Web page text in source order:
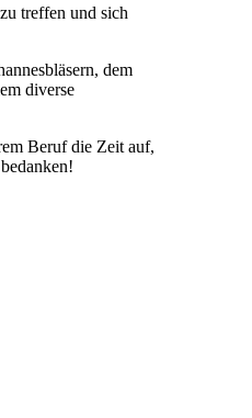
treffen und sich
dem
diverse
Beruf die Zeit auf,